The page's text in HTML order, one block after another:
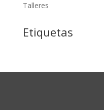
Talleres
Etiquetas